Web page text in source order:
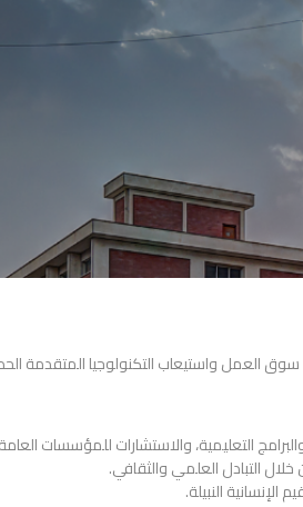
العمل واستيعاب التكنولوجيا المتقدمة
التعليمية، والاستشارات للمؤسسات
خلال التبادل العلمي والثقافي.
النبيلة.